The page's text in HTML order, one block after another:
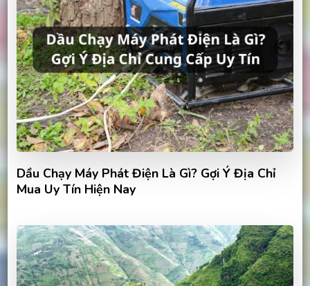
Dầu Chạy Máy Phát Điện Là Gì? Gợi Ý Địa Chỉ
Mua Uy Tín Hiện Nay